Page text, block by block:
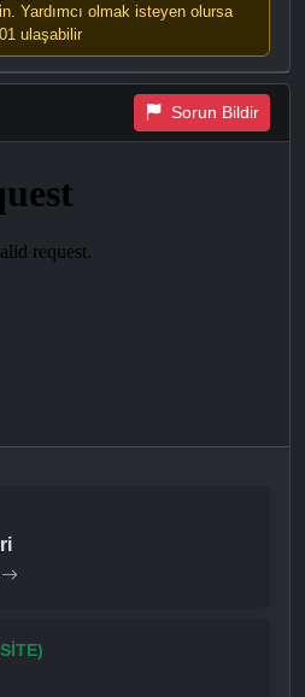
Yardımcı olmak isteyen olursa
ulaşabilir
Sorun Bildir